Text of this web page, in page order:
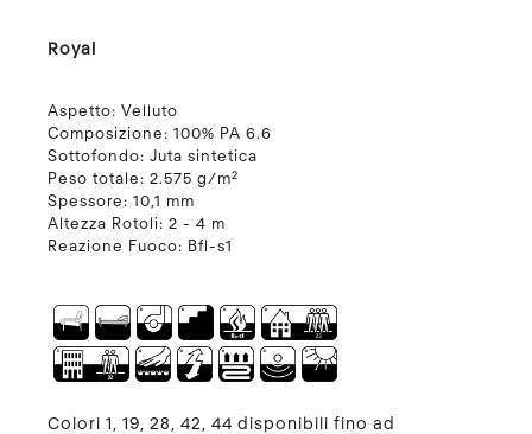
Royal
Aspetto: Velluto
Composizione: 100% PA 6.6
Sottofondo: Juta sintetica
Peso totale: 2.575 g/m²
Spessore: 10,1 mm
Altezza Rotoli: 2 - 4 m
Reazione Fuoco: Bfl-s1
Colori 1, 19, 28, 42, 44 disponibili fino ad